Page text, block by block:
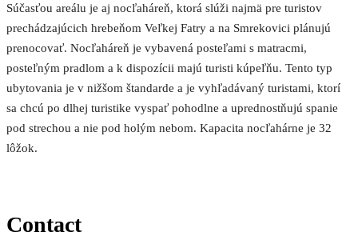
Súčasťou areálu je aj nocľaháreň, ktorá slúži najmä pre turistov
prechádzajúcich hrebeňom Veľkej Fatry a na Smrekovici plánujú
prenocovať. Nocľaháreň je vybavená posteľami s matracmi,
posteľným pradlom a k dispozícii majú turisti kúpeľňu. Tento typ
ubytovania je v nižšom štandarde a je vyhľadávaný turistami, ktorí
sa chcú po dlhej turistike vyspať pohodlne a uprednostňujú spanie
pod strechou a nie pod holým nebom. Kapacita nocľahárne je 32
lôžok.
Contact